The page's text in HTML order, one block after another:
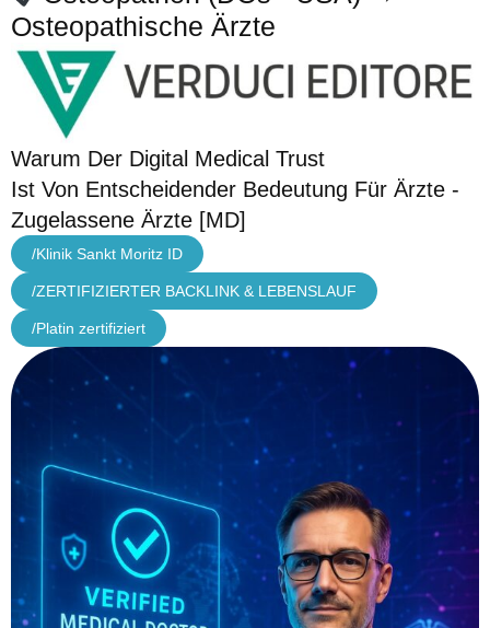
Osteopathische Ärzte
Warum Der Digital Medical Trust
Ist Von Entscheidender Bedeutung Für Ärzte -
Zugelassene Ärzte [MD]
/Klinik Sankt Moritz ID
/ZERTIFIZIERTER BACKLINK & LEBENSLAUF
/Platin zertifiziert